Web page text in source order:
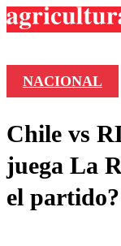
NACIONAL
Chile vs
juega La
el partido?